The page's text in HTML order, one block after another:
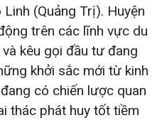
(Quảng Trị). Huyện
trên các lĩnh vực du
kêu gọi đầu tư đang
khởi sắc mới từ kinh
có chiến lược quan
thác phát huy tốt tiềm